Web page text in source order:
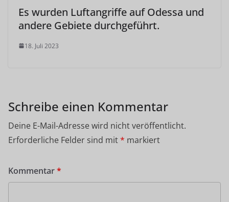
Es wurden Luftangriffe auf Odessa und
andere Gebiete durchgeführt.
18. Juli 2023
Schreibe einen Kommentar
Deine E-Mail-Adresse wird nicht veröffentlicht.
Erforderliche Felder sind mit* markiert
Kommentar*